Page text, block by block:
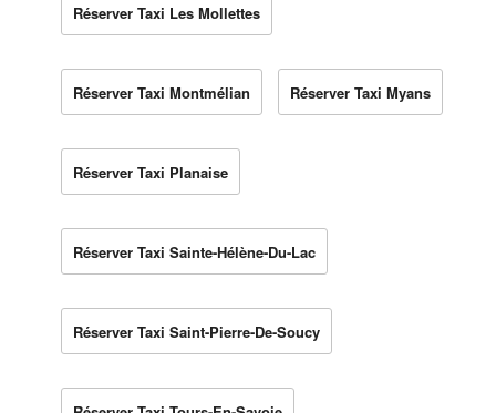
Réserver Taxi Les Mollettes
Réserver Taxi Montmélian Réserver Taxi Myans
Réserver Taxi Planaise
Réserver Taxi Sainte-Hélène-Du-Lac
Réserver Taxi Saint-Pierre-De-Soucy